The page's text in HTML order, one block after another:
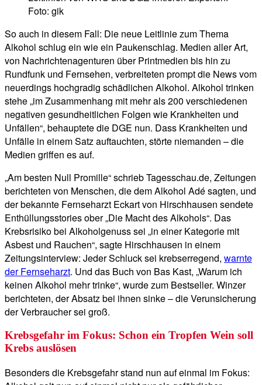
Foto: gik
So auch in diesem Fall: Die neue Leitlinie zum Thema
Alkohol schlug ein wie ein Paukenschlag. Medien aller Art,
von Nachrichtenagenturen über Printmedien bis hin zu
Rundfunk und Fernsehen, verbreiteten prompt die News vom
neuerdings hochgradig schädlichen Alkohol. Alkohol trinken
stehe „im Zusammenhang mit mehr als 200 verschiedenen
negativen gesundheitlichen Folgen wie Krankheiten und
Unfällen“, behauptete die DGE nun. Dass Krankheiten und
Unfälle in einem Satz auftauchten, störte niemanden – die
Medien griffen es auf.
„Am besten Null Promille“ schrieb Tagesschau.de, Zeitungen
berichteten von Menschen, die dem Alkohol Adé sagten, und
der bekannte Fernseharzt Eckart von Hirschhausen sendete
Enthüllungsstories ober „Die Macht des Alkohols“. Das
Krebsrisiko bei Alkoholgenuss sei „in einer Kategorie mit
Asbest und Rauchen“, sagte Hirschhausen in einem
Zeitungsinterview: Jeder Schluck sei krebserregend, warnte
der Fernseharzt. Und das Buch von Bas Kast, „Warum ich
keinen Alkohol mehr trinke“, wurde zum Bestseller. Winzer
berichteten, der Absatz bei ihnen sinke – die Verunsicherung
der Verbraucher sei groß.
Krebsgefahr im Fokus: Schon ein Tropfen Wein soll
Krebs auslösen
Besonders die Krebsgefahr stand nun auf einmal im Fokus: